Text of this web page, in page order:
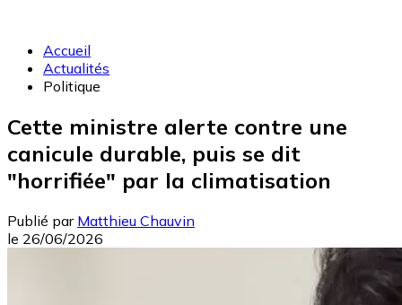
Accueil
Actualités
Politique
Cette ministre alerte contre une
canicule durable, puis se dit
"horrifiée" par la climatisation
Publié par Matthieu Chauvin
le 26/06/2026